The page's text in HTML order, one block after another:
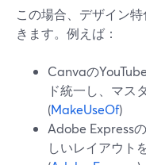
この場合、デザイン
きます。例えば：
Canvaの
ド統一し、マス
(MakeUseOf)
Adobe Express
しいレイアウト